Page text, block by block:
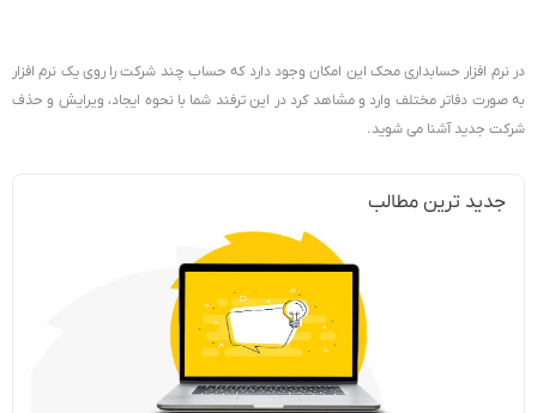
در نرم افزار حسابداری محک این امکان وجود دارد که حساب چند شرکت را روی یک نرم افزار
به صورت دفاتر مختلف وارد و مشاهد کرد در این ترفند شما با نحوه ایجاد، ویرایش و حذف
شرکت جدید آشنا می شوید.
جدید ترین مطالب